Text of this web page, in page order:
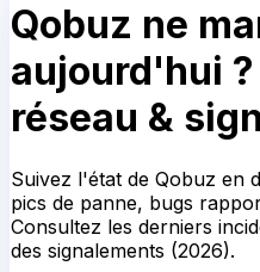
Qobuz ne
aujourd'hui ?
réseau &
Suivez l'état de Qobuz en
pics de panne, bugs
Consultez les derniers
des signalements (2026).